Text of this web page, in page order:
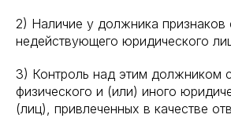
2) Наличие у должника признаков
недействующего юридического
3) Контроль над этим должником
физического и (или) иного
(лиц), привлеченных в качестве